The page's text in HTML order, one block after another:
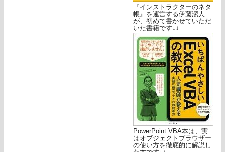
『インストラクターのネタ
帳』を運営する伊藤潔人
が、初めて書かせていただ
いた書籍です↓↓
PowerPoint VBA本は、実
はオブジェクトブラウザー
の使い方を徹底的に解説し